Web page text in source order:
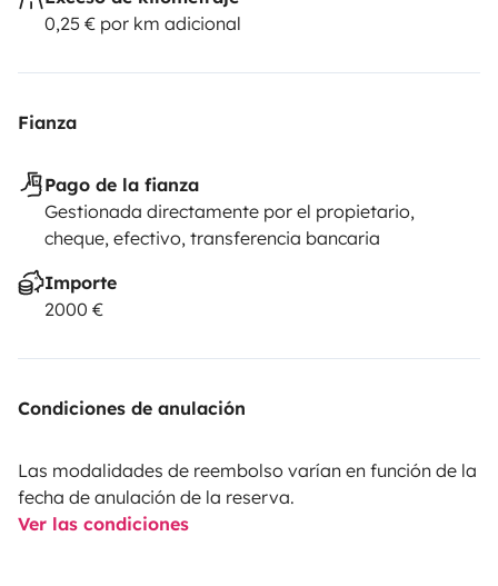
0,25 € por km adicional
Fianza
Pago de la fianza
Gestionada directamente por el propietario,
cheque, efectivo, transferencia bancaria
Importe
2000 €
Condiciones de anulación
Las modalidades de reembolso varían en función de la
fecha de anulación de la reserva.
Ver las condiciones